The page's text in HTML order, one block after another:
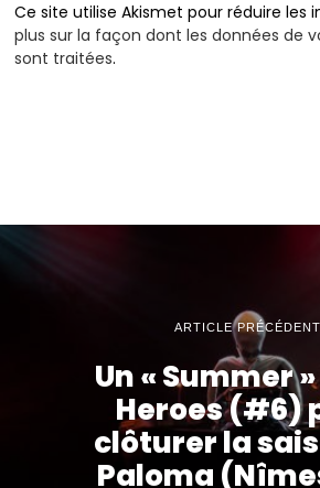
Ce site utilise Akismet pour réduire les
plus sur la façon dont les données de
sont traitées.
ARTICLE PRÉCÉDENT
Un « Summer
Heroes (#6)
clôturer la
Paloma